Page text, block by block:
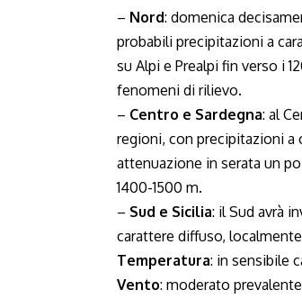
– Nord: domenica
probabili precipitazioni a
su Alpi e Prealpi fin verso i
fenomeni di rilievo.
– Centro e Sardegna: al
regioni, con precipitazioni
attenuazione in serata un
1400-1500 m.
– Sud e Sicilia: il Sud avrà
carattere diffuso,
Temperatura: in sensibile
Vento: moderato